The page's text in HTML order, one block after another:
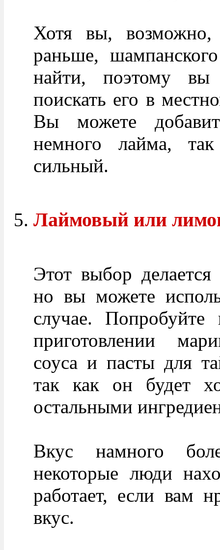
Хотя вы, возможно,
раньше,
найти, поэтому вы
поискать его в
Вы можете
немного лайма,
сильный.
Лаймовый или
Этот выбор
но вы можете
случае. Попробуйте
приготовлении
соуса и пасты для
так как он будет
остальными
Вкус намного
некоторые люди
работает, если вам
вкус.